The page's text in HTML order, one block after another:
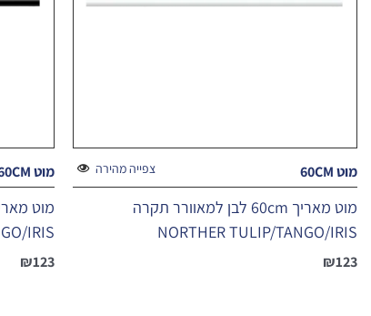
צפייה מהירה מוט 60CM
מוט מאריך 60cm לבן למאוורר תקרה
NORTHER TULIP/TANGO/IRIS
₪123
מוט 60CM
IRIS
₪123